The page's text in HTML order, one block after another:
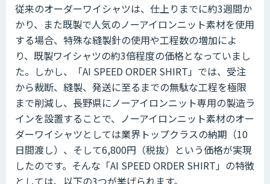
従来のオーダーワイシャツは、仕上りまでに約3週間か
かり、また既製で人気のノーアイロンニット素材を使用
する場合、特殊な縫製針の使用や工程数の増加によ
り、既製ワイシャツの約3倍程度の価格となっていまし
た。しかし、「AI SPEED ORDER SHIRT」では、受注
から裁断、縫製、発送に至るまでの無駄な工程を極限
まで削減し、長野県にノーアイロンニット専用の製造ラ
インを設置することで、ノーアイロンニット素材のオー
ダーワイシャツとしては業界トップクラスの納期（10
日間渡し）、そして6,800円（税抜）という価格が実現
したのです。そんな「AI SPEED ORDER SHIRT」の特徴
としては、以下の3つが挙げられます。